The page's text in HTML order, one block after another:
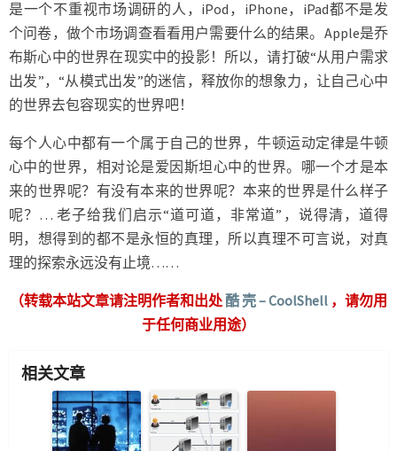
是一个不重视市场调研的人，iPod，iPhone，iPad都不是发
个问卷，做个市场调查看看用户需要什么的结果。Apple是乔
布斯心中的世界在现实中的投影！所以，请打破“从用户需求
出发”，“从模式出发”的迷信，释放你的想象力，让自己心中
的世界去包容现实的世界吧！
每个人心中都有一个属于自己的世界，牛顿运动定律是牛顿
心中的世界，相对论是爱因斯坦心中的世界。哪一个才是本
来的世界呢？有没有本来的世界呢？本来的世界是什么样子
呢？… 老子给我们启示“道可道，非常道”，说得清，道得
明，想得到的都不是永恒的真理，所以真理不可言说，对真
理的探索永远没有止境……
（转载本站文章请注明作者和出处酷 壳 – CoolShell ，请勿用
于任何商业用途）
相关文章